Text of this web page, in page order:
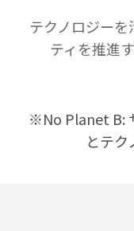
テクノロジーを
ティを推進
※No Planet B:
とテク